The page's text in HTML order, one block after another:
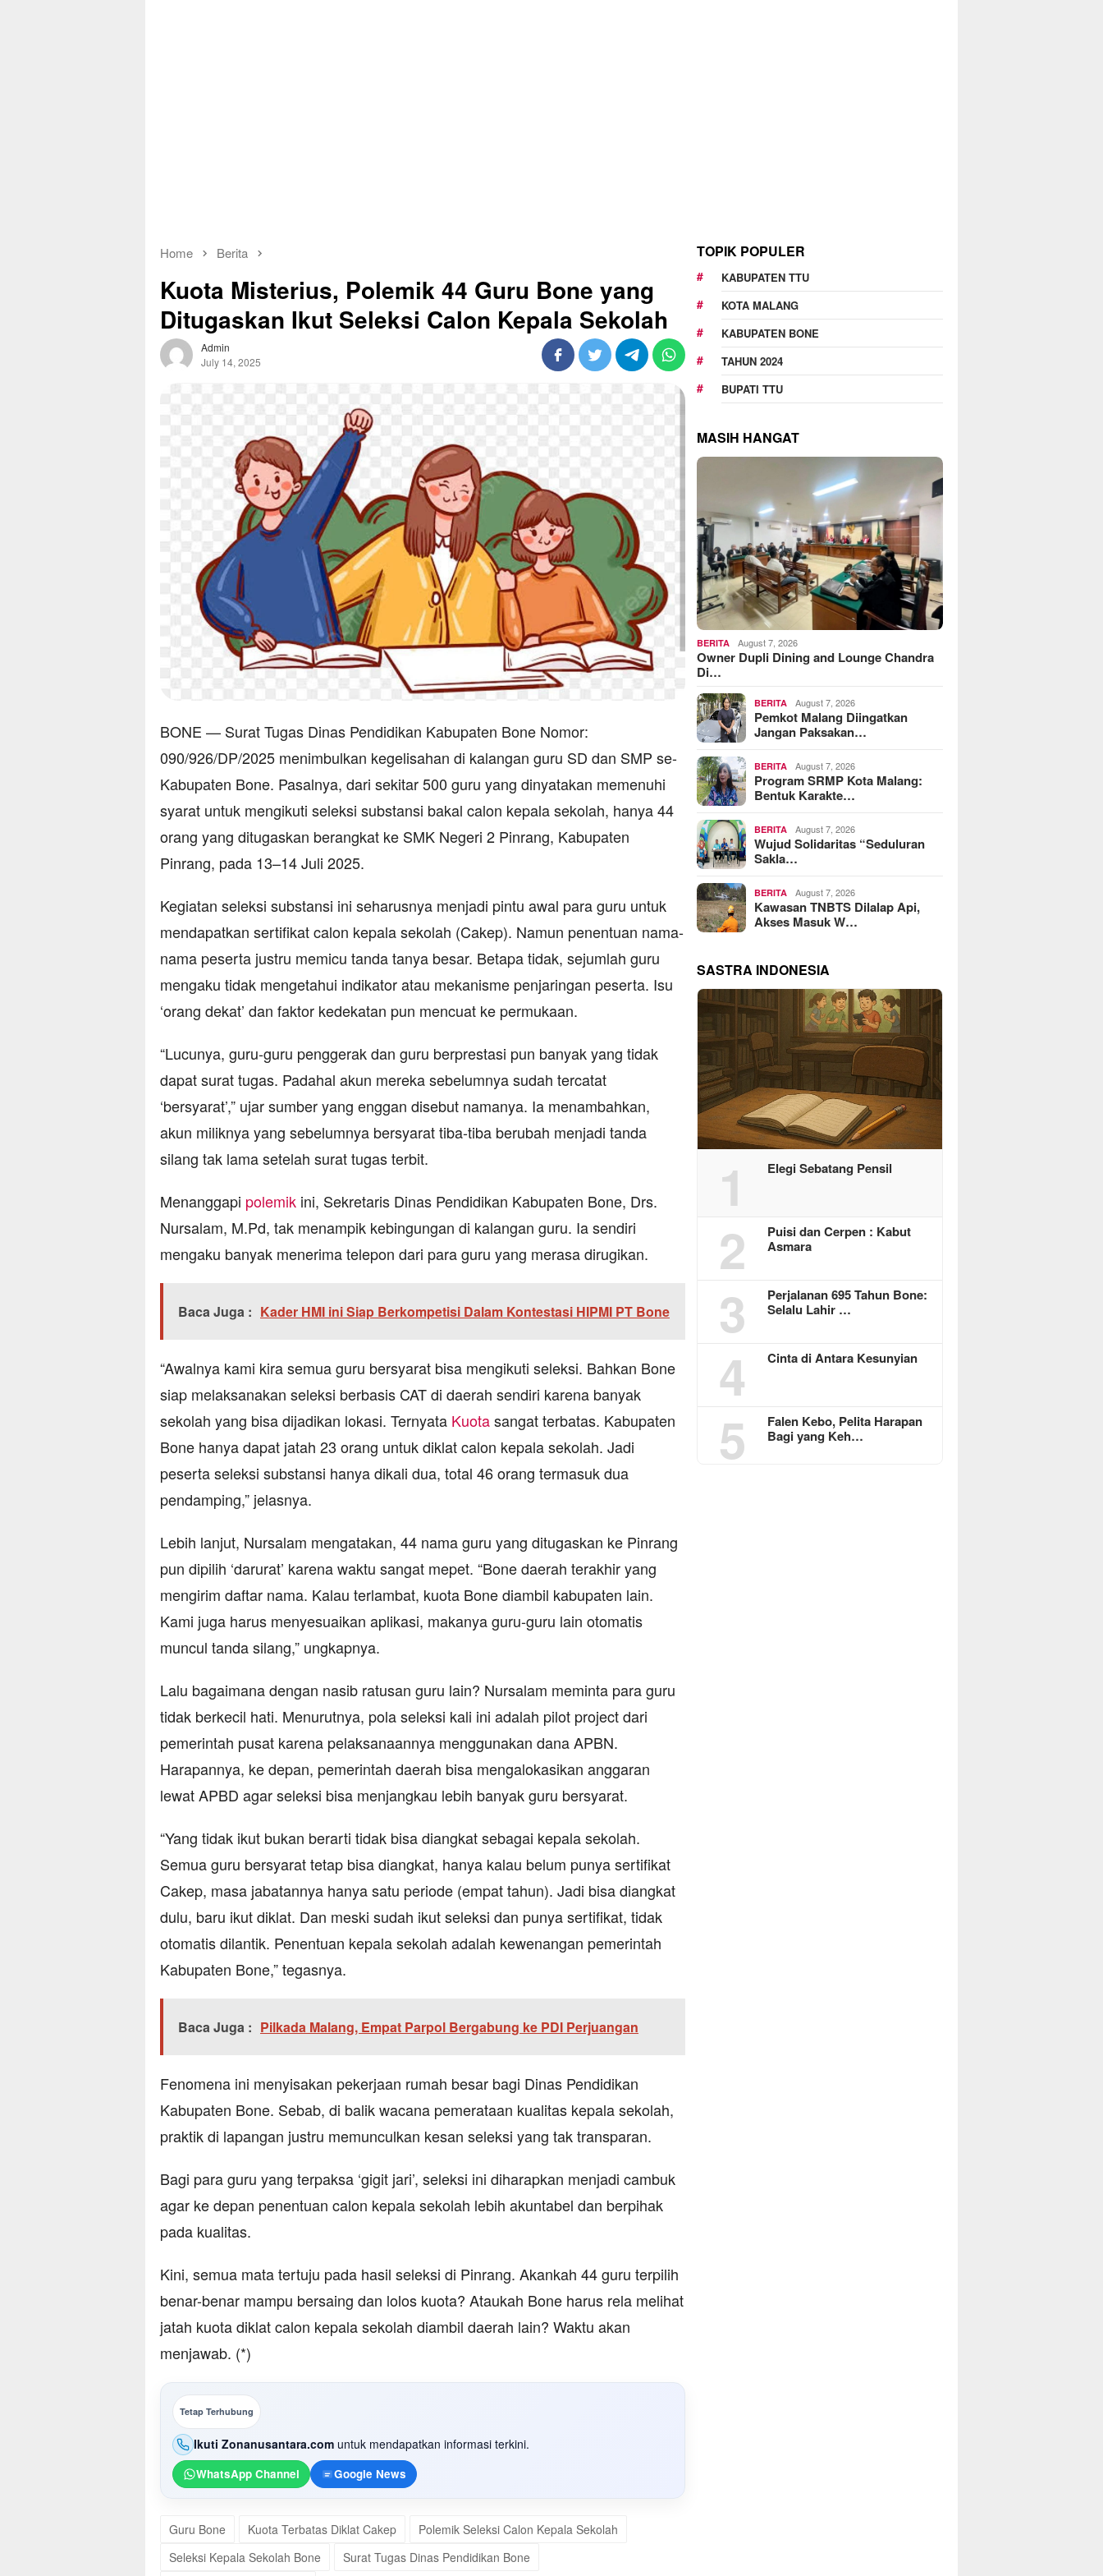
Home Berita
Kuota Misterius, Polemik 44 Guru Bone yang
Ditugaskan Ikut Seleksi Calon Kepala Sekolah
Admin
July 14, 2025
BONE — Surat Tugas Dinas Pendidikan Kabupaten Bone Nomor:
090/926/DP/2025 menimbulkan kegelisahan di kalangan guru SD dan SMP se-
Kabupaten Bone. Pasalnya, dari sekitar 500 guru yang dinyatakan memenuhi
syarat untuk mengikuti seleksi substansi bakal calon kepala sekolah, hanya 44
orang yang ditugaskan berangkat ke SMK Negeri 2 Pinrang, Kabupaten
Pinrang, pada 13–14 Juli 2025.
Kegiatan seleksi substansi ini seharusnya menjadi pintu awal para guru untuk
mendapatkan sertifikat calon kepala sekolah (Cakep). Namun penentuan nama-
nama peserta justru memicu tanda tanya besar. Betapa tidak, sejumlah guru
mengaku tidak mengetahui indikator atau mekanisme penjaringan peserta. Isu
‘orang dekat’ dan faktor kedekatan pun mencuat ke permukaan.
“Lucunya, guru-guru penggerak dan guru berprestasi pun banyak yang tidak
dapat surat tugas. Padahal akun mereka sebelumnya sudah tercatat
‘bersyarat’,” ujar sumber yang enggan disebut namanya. Ia menambahkan,
akun miliknya yang sebelumnya bersyarat tiba-tiba berubah menjadi tanda
silang tak lama setelah surat tugas terbit.
Menanggapi polemik ini, Sekretaris Dinas Pendidikan Kabupaten Bone, Drs.
Nursalam, M.Pd, tak menampik kebingungan di kalangan guru. Ia sendiri
mengaku banyak menerima telepon dari para guru yang merasa dirugikan.
Baca Juga : Kader HMI ini Siap Berkompetisi Dalam Kontestasi HIPMI PT Bone
“Awalnya kami kira semua guru bersyarat bisa mengikuti seleksi. Bahkan Bone
siap melaksanakan seleksi berbasis CAT di daerah sendiri karena banyak
sekolah yang bisa dijadikan lokasi. Ternyata Kuotasangat terbatas. Kabupaten
Bone hanya dapat jatah 23 orang untuk diklat calon kepala sekolah. Jadi
peserta seleksi substansi hanya dikali dua, total 46 orang termasuk dua
pendamping,” jelasnya.
Lebih lanjut, Nursalam mengatakan, 44 nama guru yang ditugaskan ke Pinrang
pun dipilih ‘darurat’ karena waktu sangat mepet. “Bone daerah terakhir yang
mengirim daftar nama. Kalau terlambat, kuota Bone diambil kabupaten lain.
Kami juga harus menyesuaikan aplikasi, makanya guru-guru lain otomatis
muncul tanda silang,” ungkapnya.
Lalu bagaimana dengan nasib ratusan guru lain? Nursalam meminta para guru
tidak berkecil hati. Menurutnya, pola seleksi kali ini adalah pilot project dari
pemerintah pusat karena pelaksanaannya menggunakan dana APBN.
Harapannya, ke depan, pemerintah daerah bisa mengalokasikan anggaran
lewat APBD agar seleksi bisa menjangkau lebih banyak guru bersyarat.
“Yang tidak ikut bukan berarti tidak bisa diangkat sebagai kepala sekolah.
Semua guru bersyarat tetap bisa diangkat, hanya kalau belum punya sertifikat
Cakep, masa jabatannya hanya satu periode (empat tahun). Jadi bisa diangkat
dulu, baru ikut diklat. Dan meski sudah ikut seleksi dan punya sertifikat, tidak
otomatis dilantik. Penentuan kepala sekolah adalah kewenangan pemerintah
Kabupaten Bone,” tegasnya.
Baca Juga : Pilkada Malang, Empat Parpol Bergabung ke PDI Perjuangan
Fenomena ini menyisakan pekerjaan rumah besar bagi Dinas Pendidikan
Kabupaten Bone. Sebab, di balik wacana pemerataan kualitas kepala sekolah,
praktik di lapangan justru memunculkan kesan seleksi yang tak transparan.
Bagi para guru yang terpaksa ‘gigit jari’, seleksi ini diharapkan menjadi cambuk
agar ke depan penentuan calon kepala sekolah lebih akuntabel dan berpihak
pada kualitas.
Kini, semua mata tertuju pada hasil seleksi di Pinrang. Akankah 44 guru terpilih
benar-benar mampu bersaing dan lolos kuota? Ataukah Bone harus rela melihat
jatah kuota diklat calon kepala sekolah diambil daerah lain? Waktu akan
menjawab. (*)
Tetap Terhubung
Ikuti Zonanusantara.com untuk mendapatkan informasi terkini.
WhatsApp Channel Google News
Guru Bone Kuota Terbatas Diklat Cakep
Polemik Seleksi Calon Kepala Sekolah
Seleksi Kepala Sekolah Bone
Surat Tugas Dinas Pendidikan Bone
TOPIK POPULER
KABUPATEN TTU
KOTA MALANG
KABUPATEN BONE
TAHUN 2024
BUPATI TTU
MASIH HANGAT
BERITA August 7, 2026
Owner Dupli Dining and Lounge Chandra
Di…
BERITA August 7, 2026
Pemkot Malang Diingatkan
Jangan Paksakan…
BERITA August 7, 2026
Program SRMP Kota Malang:
Bentuk Karakte…
BERITA August 7, 2026
Wujud Solidaritas “Seduluran
Sakla…
BERITA August 7, 2026
Kawasan TNBTS Dilalap Api,
Akses Masuk W…
SASTRA INDONESIA
1 Elegi Sebatang Pensil
2
Puisi dan Cerpen : Kabut
Asmara
3
Perjalanan 695 Tahun Bone:
Selalu Lahir …
4 Cinta di Antara Kesunyian
5
Falen Kebo, Pelita Harapan
Bagi yang Keh…